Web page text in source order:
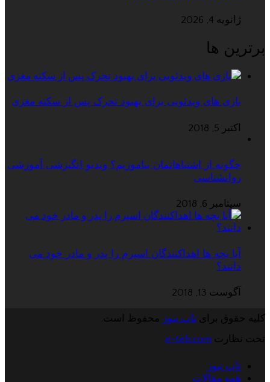
ژانویه 4, 2026
برترین ها
بازی های ویدئویی برای بهبود تحرک پس از سکته مغزی
اکتبر 5, 2018
چگونه از اشتباهاتمان بیاموزیم؟ ویدیو انگیزشی آموزشی
روانشناسی
سپتامبر 6, 2018
آیا بچه ها اهداکنندگان اسپرم را پدر و مادر خود می
دانند؟
آگوست 13, 2018
کلیه حقوق برای تاپ نیوز
محفوظ است.
تحت نظارت e-teb.com
تاپ نیوز
همه مقالات